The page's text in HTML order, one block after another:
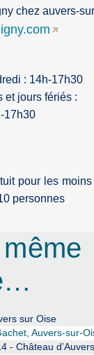
chezauvers-
: 14h-17h30
et jours fériés :
17h30
pour les
personnes
sur Oise
Auvers-sur-
- Château